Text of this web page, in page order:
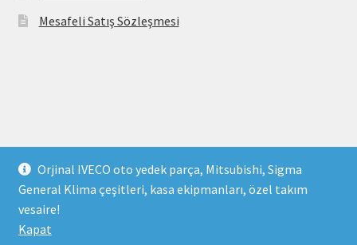
Orjinal IVECO oto yedek parça, Mitsubishi, Sigma
General Klima çeşitleri, kasa ekipmanları, özel takım
vesaire!
Kapat
Mesafeli Satış Sözleşmesi
Copyright 2021 © parcavs.com Tüm hakları saklıdır. Kredi
kartı bilgileriniz 256bit SSL sertifikası ile korunmaktadır.